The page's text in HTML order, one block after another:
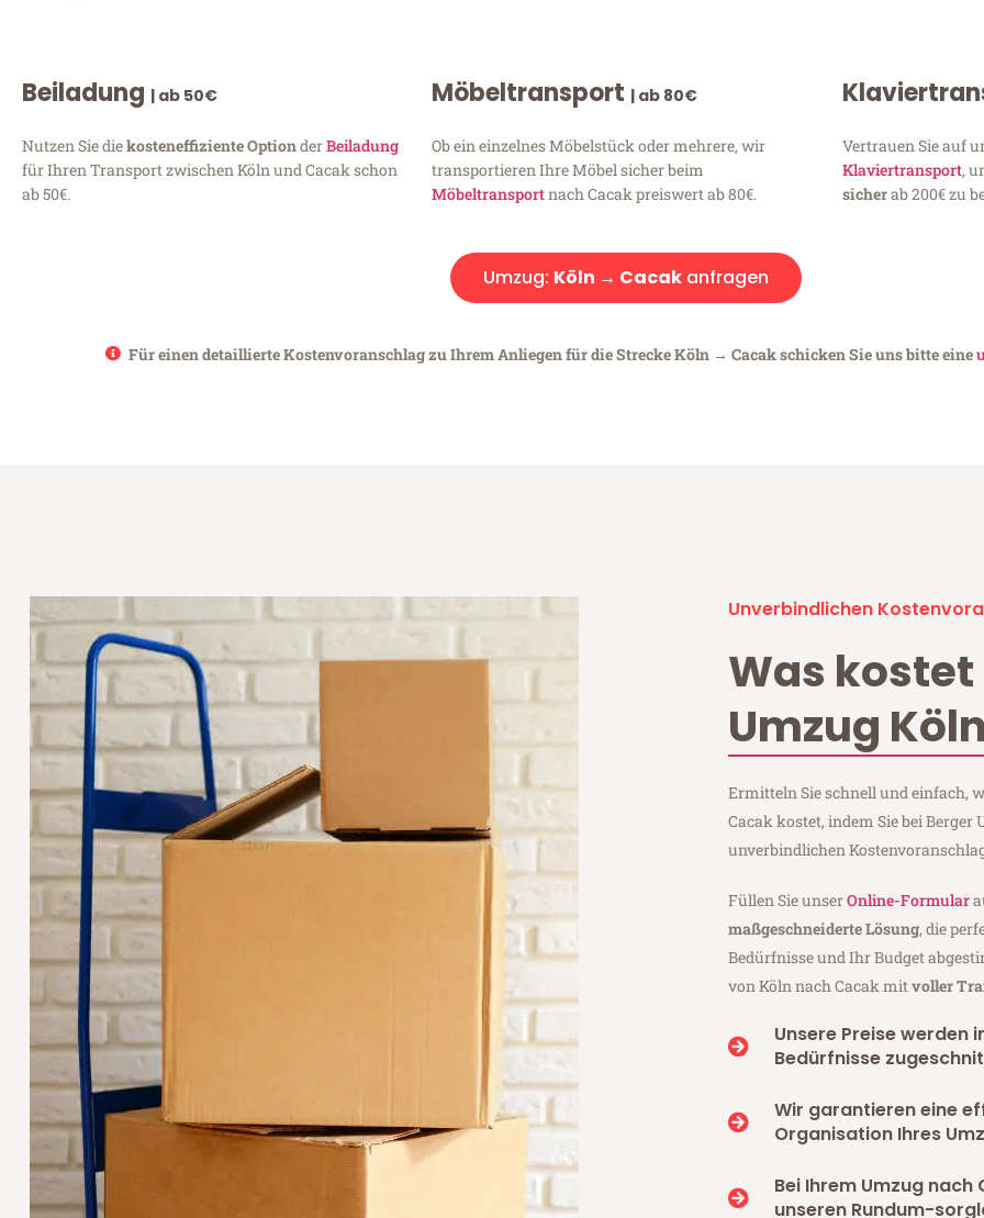
Beiladung | ab 50€
Nutzen Sie diekosteneffiziente OptionderBeiladung
für Ihren Transport zwischen Köln und Cacak schon
ab 50€.
Möbeltransport | ab 80€
Ob ein einzelnes Möbelstück oder mehrere, wir
transportieren Ihre Möbel sicher beim
Möbeltransportnach Cacak preiswert ab 80€.
Vertrauen Sie auf
Klaviertransport,
sicherab 200€ zu
Umzug: Köln → Cacak anfragen
Für einen detaillierte Kostenvoranschlag zu Ihrem Anliegen für die Strecke Köln → Cacak schicken Sie uns bitte eine
Unverbindlichen
Was kostet
Umzug
Ermitteln Sie schnell und einfach,
Cacak kostet, indem Sie bei Berger
unverbindlichen
Füllen Sie unserOnline-Formular
maßgeschneiderte Lösung, die
Bedürfnisse und Ihr Budget
von Köln nach Cacak mitvoller
Unsere Preise werden
Bedürfnisse
Wir garantieren eine
Organisation Ihres
Bei Ihrem Umzug nach
unseren Rundum-